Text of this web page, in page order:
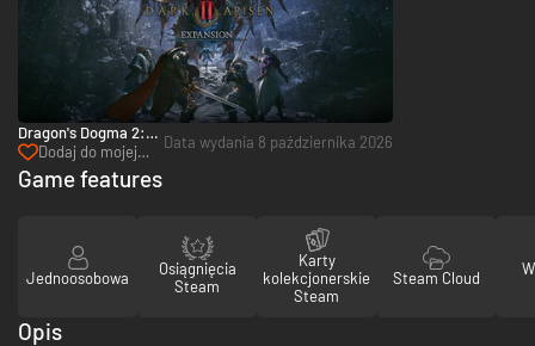
Dragon's Dogma 2:
Dark Arisen
Expansion - PC
(Steam)
Dodaj do mojej
listy życzeń
Data wydania 8 października 2026
Game features
Jednoosobowa
Osiągnięcia
Steam
Karty
kolekcjonerskie
Steam
Steam Cloud
Opis